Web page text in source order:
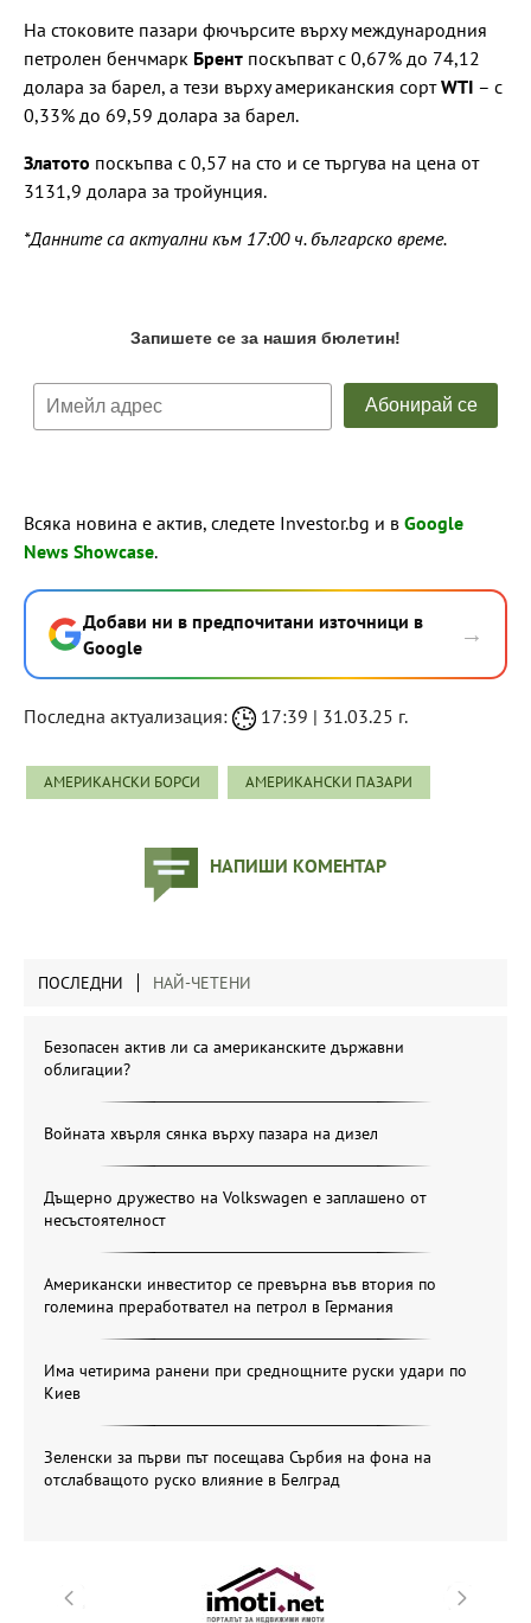
На стоковите пазари фючърсите върху международния
петролен бенчмарк Брент поскъпват с 0,67% до 74,12
долара за барел, а тези върху американския сортWTI – с
0,33% до 69,59 долара за барел.
Златото поскъпва с 0,57 на сто и се търгува на цена от
3131,9 долара за тройунция.
*Данните са актуални към 17:00 ч. българско време.
Всяка новина е актив, следете Investor.bg и в Google
News Showcase.
Добави ни в предпочитани източници в
Google
→
Последна актуализация: 17:39 | 31.03.25 г.
АМЕРИКАНСКИ БОРСИ АМЕРИКАНСКИ ПАЗАРИ
НАПИШИ КОМЕНТАР
ПОСЛЕДНИ НАЙ-ЧЕТЕНИ
Безопасен актив ли са американските държавни
облигации?
Войната хвърля сянка върху пазара на дизел
Дъщерно дружество на Volkswagen е заплашено от
несъстоятелност
Американски инвеститор се превърна във втория по
големина преработвател на петрол в Германия
Има четирима ранени при среднощните руски удари по
Киев
Зеленски за първи път посещава Сърбия на фона на
отслабващото руско влияние в Белград